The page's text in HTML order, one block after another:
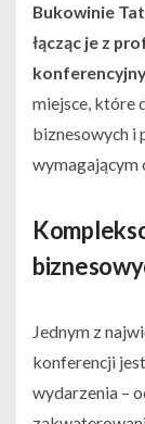
Bukowinie
łącząc je z
miejsce, które
biznesowych i
wymagającym
Jednym z
konferencji
wydarzenia –